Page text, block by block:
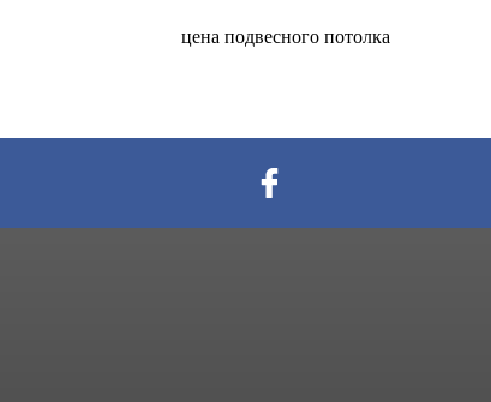
цена подвесного потолка